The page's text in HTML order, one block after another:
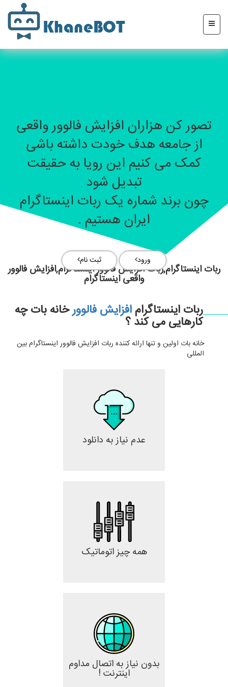
تصور کن هزاران افزایش فالوور واقعی
از جامعه هدف خودت داشته باشی
کمک می کنیم این رویا به حقیقت
تبدیل شود
چون برند شماره یک ربات اینستاگرام
ایران هستیم .
ورود ثبت نام
ربات اینستاگرام,ربات افزایش فالوور اینستاگرام,افزایش فالوور
واقعی اینستاگرام
ربات اینستاگرامافزایش فالوورخانه بات چه
کارهایی می کند ؟
خانه بات اولین و تنها ارائه کننده ربات افزایش فالوور اینستاگرام بین
المللی
عدم نیاز به دانلود
همه چیز اتوماتیک
بدون نیاز به اتصال مداوم
اینترنت !